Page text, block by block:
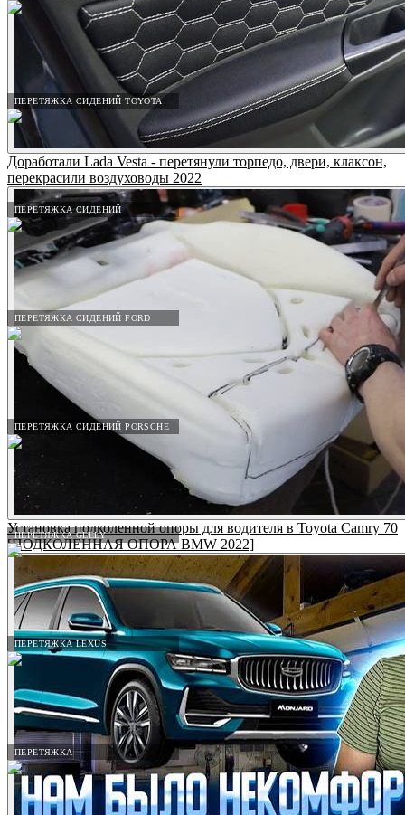
ПЕРЕТЯЖКА СИДЕНИЙ TOYOTA
ПЕРЕТЯЖКА СИДЕНИЙ
ПЕРЕТЯЖКА СИДЕНИЙ FORD
ПЕРЕТЯЖКА СИДЕНИЙ PORSCHE
ПЕРЕТЯЖКА GEELY
ПЕРЕТЯЖКА LEXUS
ПЕРЕТЯЖКА
Доработали Lada Vesta - перетянули торпедо, двери, клаксон,
перекрасили воздуховоды 2022
Установка подколенной опоры для водителя в Toyota Camry 70
[ПОДКОЛЕННАЯ ОПОРА BMW 2022]